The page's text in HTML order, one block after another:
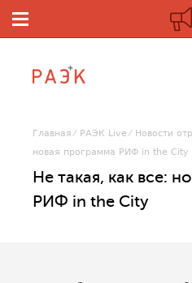
Главная РАЭК Live Новости
новая программа РИФ in the City
Не такая, как все:
РИФ in the City